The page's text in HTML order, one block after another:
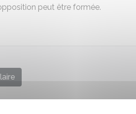
peut être formée.